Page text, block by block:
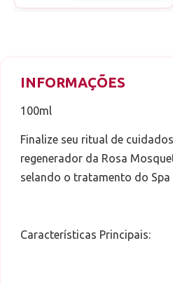
INFORMAÇÕES
100ml
Finalize seu ritual de
regenerador da Rosa
selando o tratamento do Spa
Características Principais: